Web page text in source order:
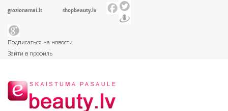
grozionamai.lt shopbeauty.lv
Подписаться на новости
Зайти в профиль